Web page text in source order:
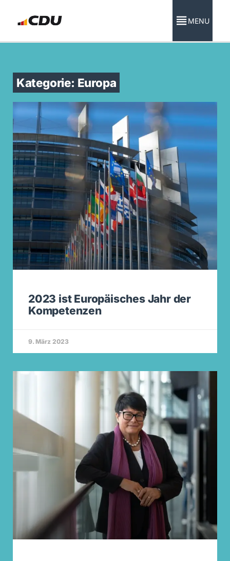
MENU
Kategorie: Europa
2023 ist Europäisches Jahr der
Kompetenzen
9. März 2023